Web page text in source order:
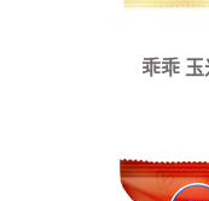
乖乖